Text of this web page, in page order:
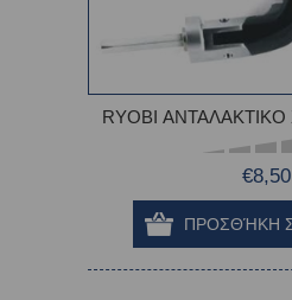
RYOBI ΑΝΤΑΛΑΚΤΙΚΟ
€8,50